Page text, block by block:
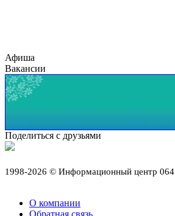
Афиша
Вакансии
Поделиться с друзьями
1998-2026 © Информационный центр 064
О компании
Обратная связь